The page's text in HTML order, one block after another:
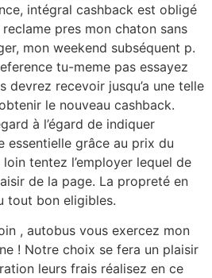
intégral cashback est obligé
pres mon chaton sans
mon weekend subséquent p.
tu-meme pas essayez
devrez recevoir jusqu’a une telle
le nouveau cashback.
à l’égard de indiquer
essentielle grâce au prix du
tentez l’employer lequel de
de la page. La propreté en
tout bon eligibles.
, autobus vous exercez mon
! Notre choix se fera un plaisir
leurs frais réalisez en ce